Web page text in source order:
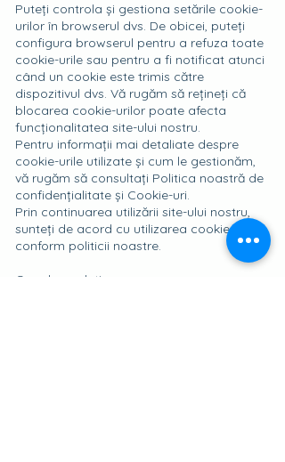
Puteți controla și gestiona setările cookie-
urilor în browserul dvs. De obicei, puteți
configura browserul pentru a refuza toate
cookie-urile sau pentru a fi notificat atunci
când un cookie este trimis către
dispozitivul dvs. Vă rugăm să rețineți că
blocarea cookie-urilor poate afecta
funcționalitatea site-ului nostru.
Pentru informații mai detaliate despre
cookie-urile utilizate și cum le gestionăm,
vă rugăm să consultați Politica noastră de
confidențialitate și Cookie-uri.
Prin continuarea utilizării site-ului nostru,
sunteți de acord cu utilizarea cookie-urilor
conform politicii noastre.
Google analytics